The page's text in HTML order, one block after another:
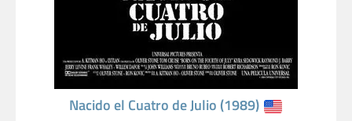
Nacido el Cuatro de Julio (1989)